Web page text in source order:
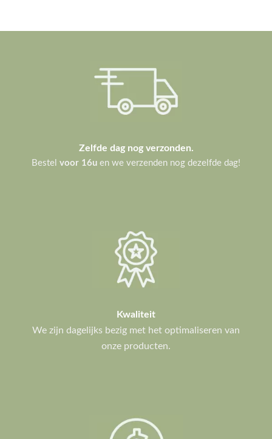
Zelfde dag nog verzonden.
Bestel voor 16u en we verzenden nog dezelfde dag!
Kwaliteit
We zijn dagelijks bezig met het optimaliseren van
onze producten.